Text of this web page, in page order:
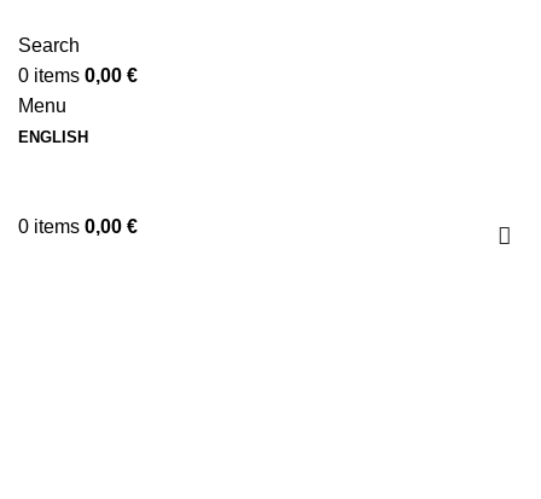
Search
0 items 0,00 €
Menu
ENGLISH
0 items 0,00 €